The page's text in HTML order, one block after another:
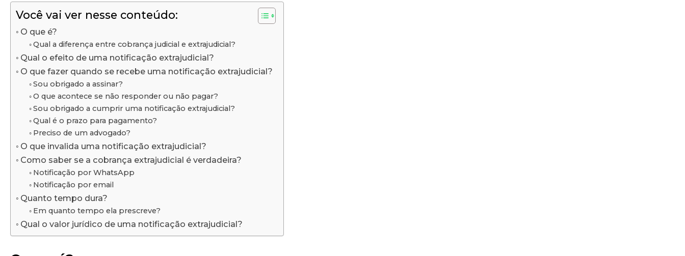
Você vai ver nesse conteúdo:
O que é?
Qual a diferença entre cobrança judicial e extrajudicial?
Qual o efeito de uma notificação extrajudicial?
O que fazer quando se recebe uma notificação extrajudicial?
Sou obrigado a assinar?
O que acontece se não responder ou não pagar?
Sou obrigado a cumprir uma notificação extrajudicial?
Qual é o prazo para pagamento?
Preciso de um advogado?
O que invalida uma notificação extrajudicial?
Como saber se a cobrança extrajudicial é verdadeira?
Notificação por WhatsApp
Notificação por email
Quanto tempo dura?
Em quanto tempo ela prescreve?
Qual o valor jurídico de uma notificação extrajudicial?